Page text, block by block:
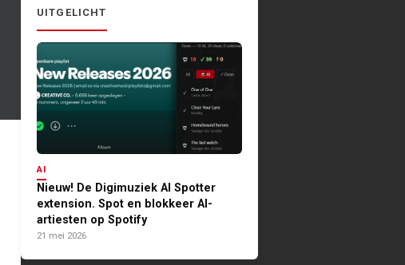
UITGELICHT
AI
Nieuw! De Digimuziek AI Spotter
extension. Spot en blokkeer AI-
artiesten op Spotify
21 mei 2026